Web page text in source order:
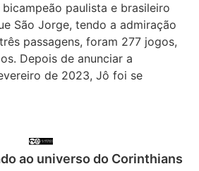
paulista e brasileiro
São Jorge, tendo a admiração
passagens, foram 277 jogos,
Depois de anunciar a
de 2023, Jô foi se
ao universo do Corinthians